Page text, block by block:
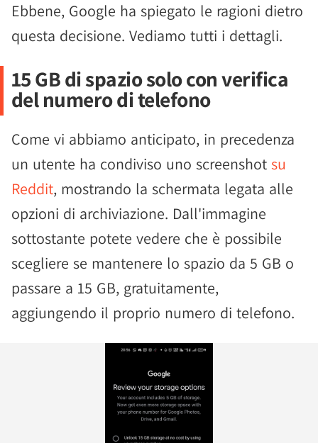
Ebbene, Google ha spiegato le ragioni dietro
questa decisione. Vediamo tutti i dettagli.
15 GB di spazio solo con verifica
del numero di telefono
Come vi abbiamo anticipato, in precedenza
un utente ha condiviso uno screenshot su
Reddit, mostrando la schermata legata alle
opzioni di archiviazione. Dall'immagine
sottostante potete vedere che è possibile
scegliere se mantenere lo spazio da 5 GB o
passare a 15 GB, gratuitamente,
aggiungendo il proprio numero di telefono.